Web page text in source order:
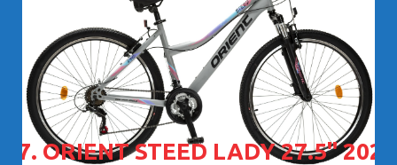
07. ORIENT STEED LADY 27.5" 2026